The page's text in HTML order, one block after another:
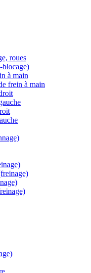
roues
à main
frein à main